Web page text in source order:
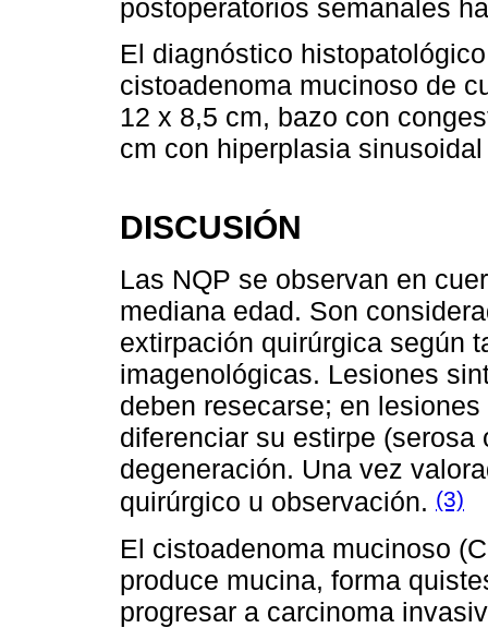
postoperatorios semanales
El diagnóstico
cistoadenoma mucinoso de
12 x 8,5 cm, bazo con
cm con hiperplasia
DISCUSIÓN
Las NQP se observan en
mediana edad. Son
extirpación quirúrgica según
imagenológicas. Lesiones
deben resecarse; en
diferenciar su estirpe
degeneración. Una vez
quirúrgico u observación. (3)
El cistoadenoma mucinoso
produce mucina, forma
progresar a carcinoma